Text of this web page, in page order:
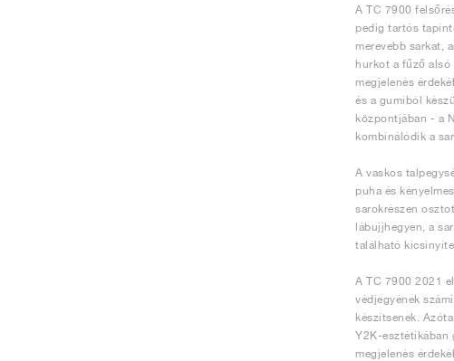
A TC 7900
pedig tartós
merevebb sarkat,
hurkot a fűző alsó
megjelenés
és a gumiból
központjában - a
kombinálódik a
A vaskos
puha és
sarokrészen
lábujjhegyen, a
található
A TC 7900 2021
védjegyének
készítsenek.
Y2K-esztétikában
megjelenés